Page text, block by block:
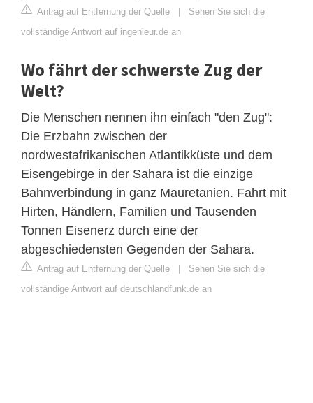
Antrag auf Entfernung der Quelle | Sehen Sie sich die
vollständige Antwort auf ingenieur.de an
Wo fährt der schwerste Zug der
Welt?
Die Menschen nennen ihn einfach "den Zug":
Die Erzbahn zwischen der
nordwestafrikanischen Atlantikküste und dem
Eisengebirge in der Sahara ist die einzige
Bahnverbindung in ganz Mauretanien. Fahrt mit
Hirten, Händlern, Familien und Tausenden
Tonnen Eisenerz durch eine der
abgeschiedensten Gegenden der Sahara.
Antrag auf Entfernung der Quelle | Sehen Sie sich die
vollständige Antwort auf deutschlandfunk.de an